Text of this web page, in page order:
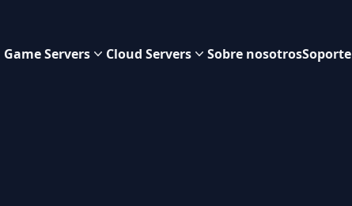
Game Servers Cloud Servers Sobre nosotrosSoporte